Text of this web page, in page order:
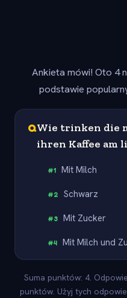
Ankieta mówi! Oto 4
podstawie
QWie trinken die
ihren Kaffee am
#1 Mit Milch
#2 Schwarz
#3 Mit Zucker
#4 Mit Milch und
Suma punktów: 4.
punktów. Użyj tych